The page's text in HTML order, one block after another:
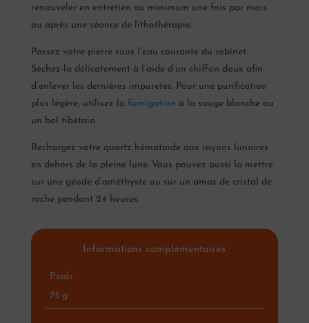
renouveler en entretien au minimum une fois par mois
ou après une séance de lithothérapie.
Passez votre pierre sous l’eau courante du robinet.
Séchez-la délicatement à l’aide d’un chiffon doux afin
d’enlever les dernières impuretés. Pour une purification
plus légère, utilisez la fumigation à la sauge blanche ou
un bol tibétain.
Rechargez votre quartz hématoïde aux rayons lunaires
en dehors de la pleine lune. Vous pouvez aussi la mettre
sur une géode d’améthyste ou sur un amas de cristal de
roche pendant 24 heures.
Informations complémentaires
Poids
75 g